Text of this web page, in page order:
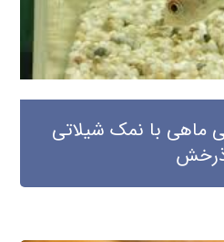
ماهی با نمک شیلاتی